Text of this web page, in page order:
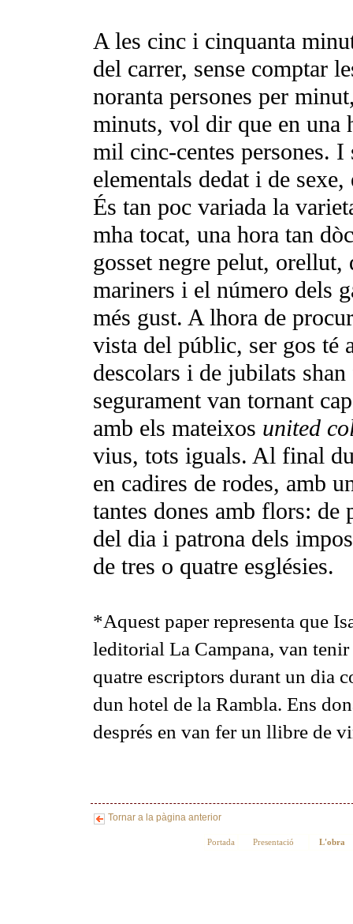
A les cinc i cinquanta
del carrer, sense comptar
noranta perso­nes per
minuts, vol dir que en una
mil cinc-centes persones.
elementals dedat i de
És tan poc variada la
mha tocat, una hora tan
gosset negre pelut, orellut,
mariners i el número dels
més gust. A lhora de
vista del públic, ser gos té
descolars i de jubilats
segurament van tornant
amb els mateixos united
vius, tots iguals. Al final
en cadires de rodes, amb
tantes dones amb flors: de
del dia i patrona dels
de tres o quatre esglésies.
*Aquest paper representa que
leditorial La Campana, van
quatre escriptors durant un dia
dun hotel de la Rambla. Ens
després en van fer un llibre de
Tornar a la pàgina anterior
Portada Presentació L'obra